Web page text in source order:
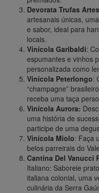
Devorata Trufas
artesanais únicas,
e sabor, ideal para
locais.
Vinícola Garibaldi:
espumantes e vinhos
personalizada como
Vinícola Peterlongo:
“champagne”
receba uma taça
Vinícola Aurora:
uma história de
participe de uma
Vinícola Miolo: Faça
belos parreirais do
Cantina Del Vanucci
Italiano: Saboreie
italiana colonial, uma
culinária da Serra